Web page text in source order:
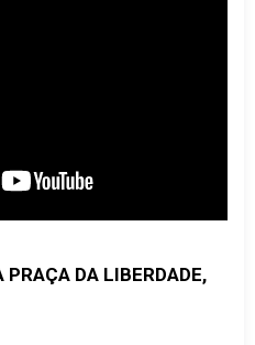
PRAÇA DA LIBERDADE,